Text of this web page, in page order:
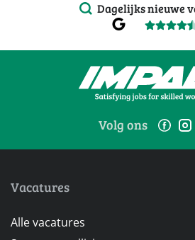
Dagelijks nieuwe
Volg ons
Vacatures
Alle vacatures